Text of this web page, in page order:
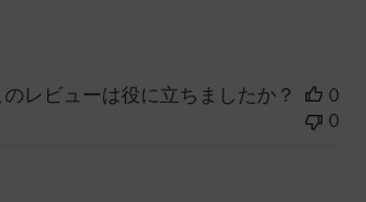
のレビューは役に立ちましたか？
0
0